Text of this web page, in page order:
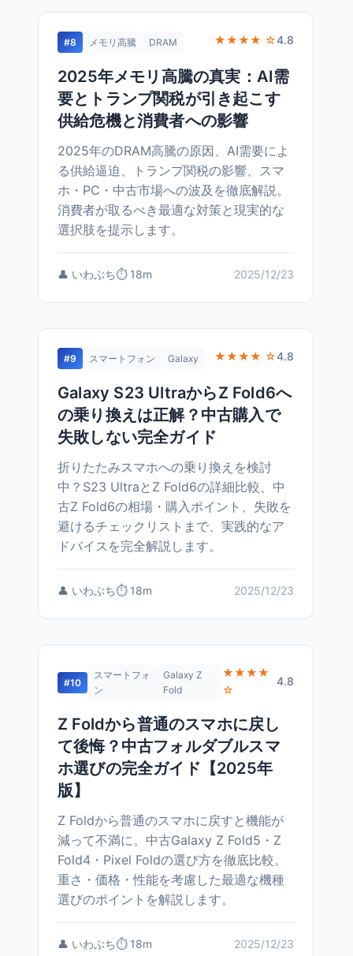
#8 メモリ高騰 DRAM ★★★★ ☆4.8
2025年メモリ高騰の真実：AI需
要とトランプ関税が引き起こす
供給危機と消費者への影響
2025年のDRAM高騰の原因、AI需要によ
る供給逼迫、トランプ関税の影響、スマ
ホ・PC・中古市場への波及を徹底解説。
消費者が取るべき最適な対策と現実的な
選択肢を提示します。
👤 いわぶち⏱️ 18m 2025/12/23
#9 スマートフォン Galaxy ★★★★ ☆4.8
Galaxy S23 UltraからZ Fold6へ
の乗り換えは正解？中古購入で
失敗しない完全ガイド
折りたたみスマホへの乗り換えを検討
中？S23 UltraとZ Fold6の詳細比較、中
古Z Fold6の相場・購入ポイント、失敗を
避けるチェックリストまで、実践的なア
ドバイスを完全解説します。
👤 いわぶち⏱️ 18m 2025/12/23
#10
スマートフォ
ン
Galaxy Z
Fold
★★★★
☆
4.8
Z Foldから普通のスマホに戻し
て後悔？中古フォルダブルスマ
ホ選びの完全ガイド【2025年
版】
Z Foldから普通のスマホに戻すと機能が
減って不満に。中古Galaxy Z Fold5・Z
Fold4・Pixel Foldの選び方を徹底比較。
重さ・価格・性能を考慮した最適な機種
選びのポイントを解説します。
👤 いわぶち⏱️ 18m 2025/12/23